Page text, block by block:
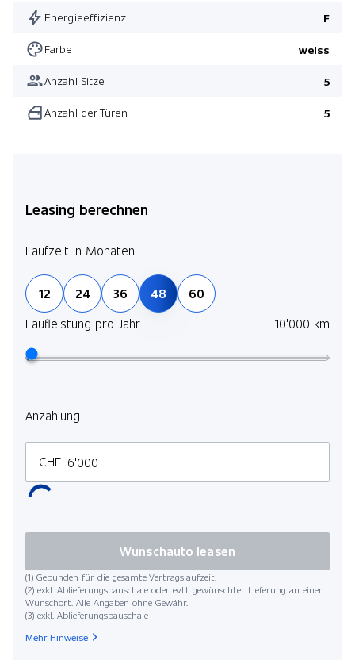
Fahrassistenz-Paket
Sondermodell Edition 2020
Premium Plus Paket
Park-Paket mit 360°-Kamera
Energieeffizienz F
Farbe weiss
Anzahl Sitze 5
Anzahl der Türen 5
Leasing berechnen
Laufzeit in Monaten
12 24 36 48
60
Laufleistung pro Jahr
10'000 km
Anzahlung
CHF
(1) Gebunden für die gesamte Vertragslaufzeit.
(2) exkl. Ablieferungspauschale oder evtl. gewünschter Lieferung an einen
Wunschort. Alle Angaben ohne Gewähr.
(3) exkl. Ablieferungspauschale
Wunschauto leasen
Mehr Hinweise